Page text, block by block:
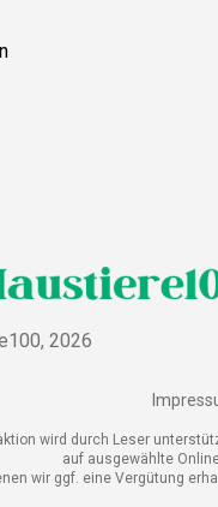
2026
wird durch Leser
auf ausgewählte
wir ggf. eine Vergütung